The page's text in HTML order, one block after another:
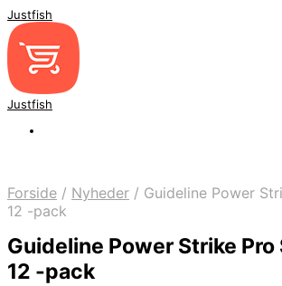
Justfish
Justfish
Forside / Nyheder / Guideline Power
12 -pack
Guideline Power Strike Pro
12 -pack